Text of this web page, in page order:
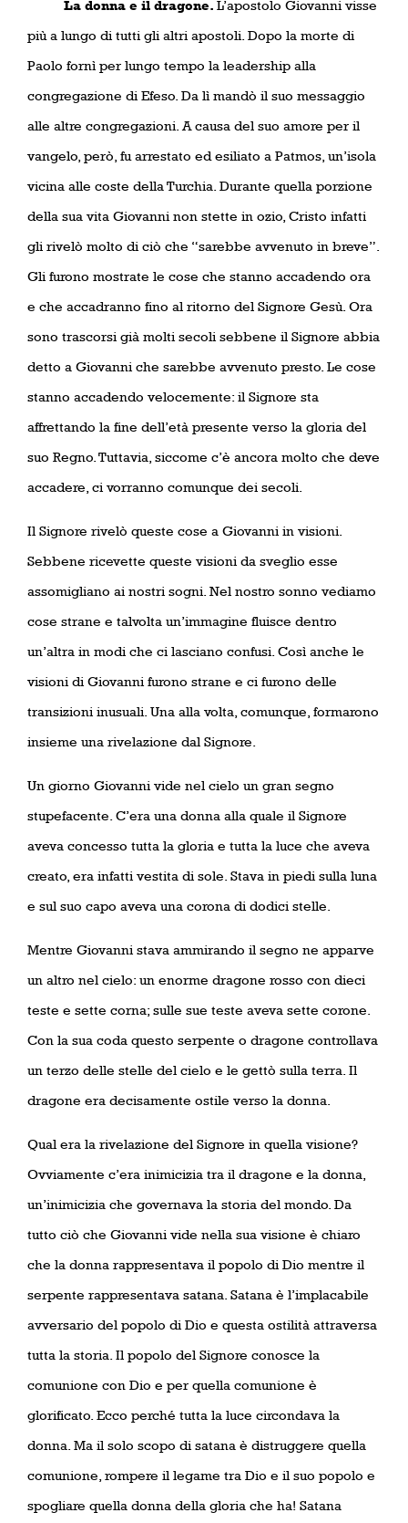
La donna e il dragone. L’apostolo Giovanni visse
più a lungo di tutti gli altri apostoli. Dopo la morte di
Paolo fornì per lungo tempo la leadership alla
congregazione di Efeso. Da lì mandò il suo messaggio
alle altre congregazioni. A causa del suo amore per il
vangelo, però, fu arrestato ed esiliato a Patmos, un’isola
vicina alle coste della Turchia. Durante quella porzione
della sua vita Giovanni non stette in ozio, Cristo infatti
gli rivelò molto di ciò che “sarebbe avvenuto in breve”.
Gli furono mostrate le cose che stanno accadendo ora
e che accadranno fino al ritorno del Signore Gesù. Ora
sono trascorsi già molti secoli sebbene il Signore abbia
detto a Giovanni che sarebbe avvenuto presto. Le cose
stanno accadendo velocemente: il Signore sta
affrettando la fine dell’età presente verso la gloria del
suo Regno. Tuttavia, siccome c’è ancora molto che deve
accadere, ci vorranno comunque dei secoli.
Il Signore rivelò queste cose a Giovanni in visioni.
Sebbene ricevette queste visioni da sveglio esse
assomigliano ai nostri sogni. Nel nostro sonno vediamo
cose strane e talvolta un’immagine fluisce dentro
un’altra in modi che ci lasciano confusi. Così anche le
visioni di Giovanni furono strane e ci furono delle
transizioni inusuali. Una alla volta, comunque, formarono
insieme una rivelazione dal Signore.
Un giorno Giovanni vide nel cielo un gran segno
stupefacente. C’era una donna alla quale il Signore
aveva concesso tutta la gloria e tutta la luce che aveva
creato, era infatti vestita di sole. Stava in piedi sulla luna
e sul suo capo aveva una corona di dodici stelle.
Mentre Giovanni stava ammirando il segno ne apparve
un altro nel cielo: un enorme dragone rosso con dieci
teste e sette corna; sulle sue teste aveva sette corone.
Con la sua coda questo serpente o dragone controllava
un terzo delle stelle del cielo e le gettò sulla terra. Il
dragone era decisamente ostile verso la donna.
Qual era la rivelazione del Signore in quella visione?
Ovviamente c’era inimicizia tra il dragone e la donna,
un’inimicizia che governava la storia del mondo. Da
tutto ciò che Giovanni vide nella sua visione è chiaro
che la donna rappresentava il popolo di Dio mentre il
serpente rappresentava satana. Satana è l’implacabile
avversario del popolo di Dio e questa ostilità attraversa
tutta la storia. Il popolo del Signore conosce la
comunione con Dio e per quella comunione è
glorificato. Ecco perché tutta la luce circondava la
donna. Ma il solo scopo di satana è distruggere quella
comunione, rompere il legame tra Dio e il suo popolo e
spogliare quella donna della gloria che ha! Satana